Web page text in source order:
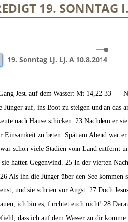
19. SONNTAG
19. Sonntag i.J. Lj. A 10.8.2014
Jesu auf dem Wasser: Mt 14,22-33
Jünger auf, ins Boot zu steigen und an das
nach Hause schicken. 23 Nachdem er
Einsamkeit zu beten. Spät am Abend war
schon viele Stadien vom Land entfernt
sie hatten Gegenwind. 25 In der vierten
26 Als ihn die Jünger über den See kommen
und sie schrien vor Angst. 27 Doch
ich bin es; fürchtet euch nicht! 28
dass ich auf dem Wasser zu dir